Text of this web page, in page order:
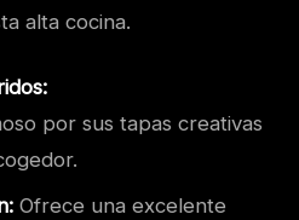
alta cocina.
por sus tapas creativas
Ofrece una excelente